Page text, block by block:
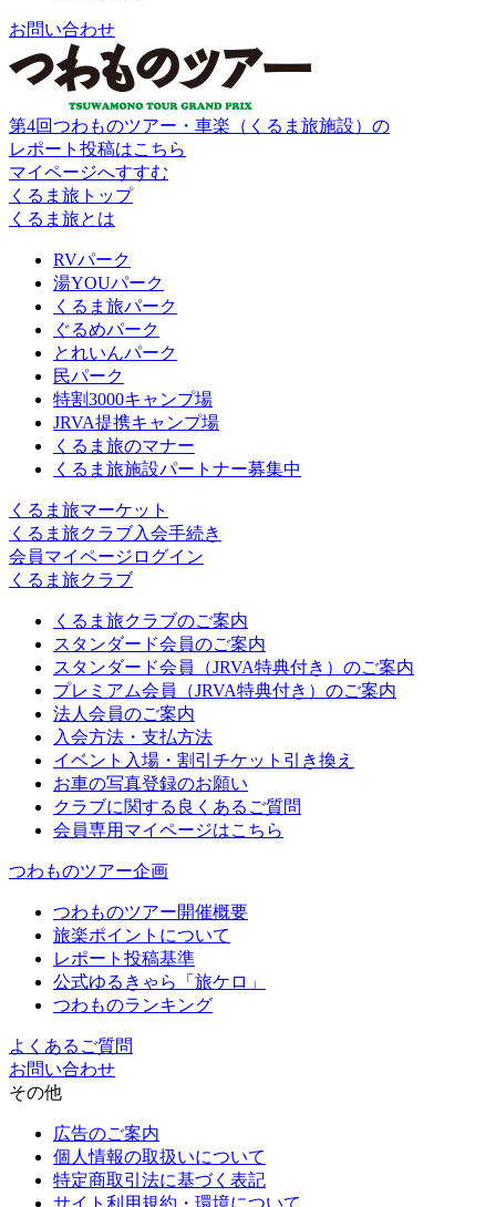
お問い合わせ
第4回つわものツアー・車楽（くるま旅施設）の
レポート投稿はこちら
マイページへすすむ
くるま旅トップ
くるま旅とは
RVパーク
湯YOUパーク
くるま旅パーク
ぐるめパーク
とれいんパーク
民パーク
特割3000キャンプ場
JRVA提携キャンプ場
くるま旅のマナー
くるま旅施設パートナー募集中
くるま旅マーケット
くるま旅クラブ入会手続き
会員マイページログイン
くるま旅クラブ
くるま旅クラブのご案内
スタンダード会員のご案内
スタンダード会員（JRVA特典付き）のご案内
プレミアム会員（JRVA特典付き）のご案内
法人会員のご案内
入会方法・支払方法
イベント入場・割引チケット引き換え
お車の写真登録のお願い
クラブに関する良くあるご質問
会員専用マイページはこちら
つわものツアー企画
つわものツアー開催概要
旅楽ポイントについて
レポート投稿基準
公式ゆるきゃら「旅ケロ」
つわものランキング
よくあるご質問
お問い合わせ
その他
広告のご案内
個人情報の取扱いについて
特定商取引法に基づく表記